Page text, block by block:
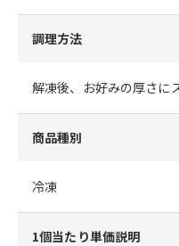
調理方法
解凍後、お好みの厚さに
商品種別
冷凍
1個当たり単価説明